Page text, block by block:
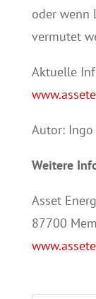
oder wenn
vermutet
Aktuelle
Autor: Ingo
Weitere
Asset
87700